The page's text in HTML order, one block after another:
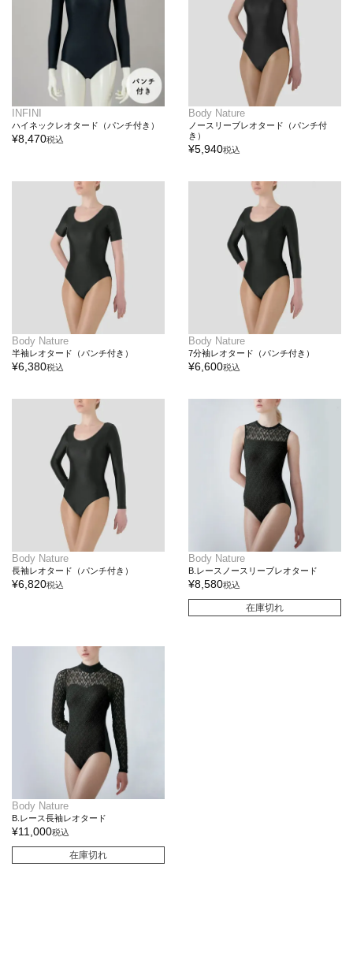
INFINI
ハイネックレオタード（パンチ付き）
¥8,470税込
Body Nature
ノースリーブレオタード（パンチ付
き）
¥5,940税込
Body Nature
半袖レオタード（パンチ付き）
¥6,380税込
Body Nature
7分袖レオタード（パンチ付き）
¥6,600税込
Body Nature
長袖レオタード（パンチ付き）
¥6,820税込
Body Nature
B.レースノースリーブレオタード
¥8,580税込
在庫切れ
Body Nature
B.レース長袖レオタード
¥11,000税込
在庫切れ